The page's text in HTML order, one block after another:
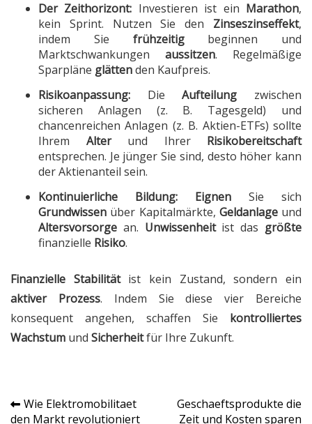
Der Zeithorizont: Investieren ist ein Marathon,
kein Sprint. Nutzen Sie den Zinseszinseffekt,
indem Sie frühzeitigbeginnen und
Marktschwankungen aussitzen. Regelmäßige
Sparpläne glättenden Kaufpreis.
Risikoanpassung: DieAufteilung zwischen
sicheren Anlagen (z. B. Tagesgeld) und
chancenreichen Anlagen (z. B. Aktien-ETFs) sollte
Ihrem Alterund Ihrer Risikobereitschaft
entsprechen. Je jünger Sie sind, desto höher kann
der Aktienanteil sein.
Kontinuierliche Bildung:
Eignen Sie sich
Grundwissen über Kapitalmärkte, Geldanlageund
Altersvorsorge an. Unwissenheitist das größte
finanzielle Risiko.
Finanzielle Stabilitätist kein Zustand, sondern ein
aktiver Prozess. Indem Sie diese vier Bereiche
konsequent angehen, schaffen Sie kontrolliertes
Wachstum und Sicherheitfür Ihre Zukunft.
Wie Elektromobilitaet
den Markt revolutioniert
Geschaeftsprodukte die
Zeit und Kosten sparen